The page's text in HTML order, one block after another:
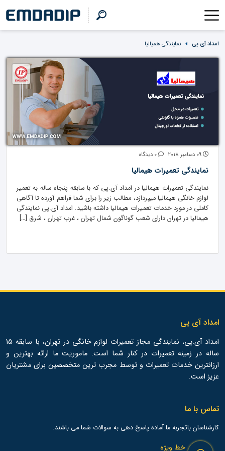
امداد آی پی نمایندگی همیالیا
نمایندگی تعمیرات هیمالیا
نمایندگی تعمیرات هیمالیا در امداد آی.پی که با سابقه پنجاه ساله به تعمیر
لوازم خانگی هیمالیا میپردازد، مطالب زیر را برای شما فراهم آورده تا آگاهی
کاملی در مورد خدمات تعمیرات هیمالیا داشته باشید. امداد آی.پی نمایندگی
هیمالیا در تهران دارای شعب گوناگون شمال تهران ، غرب تهران ، شرق […]
امداد آی پی
امداد آی.پی، نمایندگی مجاز تعمیرات لوازم خانگی در تهران، با سابقه 15
ساله در زمینه تعمیرات در کنار شما است. ماموریت ما ارائه بهترین و
ارزانترین خدمات تعمیرات و توسط مجرب ترین متخصصین برای مشتریان
عزیز است.
تماس با ما
کارشناسان باتجربه ما آماده پاسخ دهی به سوالات شما می باشند.
خط ویژه